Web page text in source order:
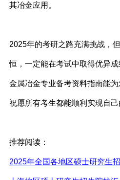
其冶金应用。
2025年的考研之路充满挑战，
恒，一定能在考试中取得优异
金属冶金专业备考资料指南能为
祝愿所有考生都能顺利实现自己
推荐阅读：
2025年全国各地区硕士研究生